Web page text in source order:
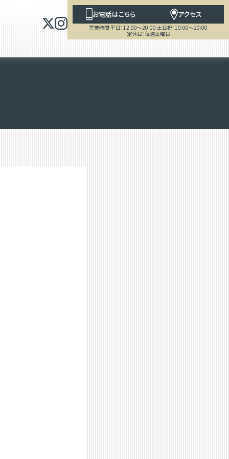
お電話はこちら アクセス
営業時間 平日：12:00～20:00 土日祝：10:00～20:00
定休日：毎週金曜日